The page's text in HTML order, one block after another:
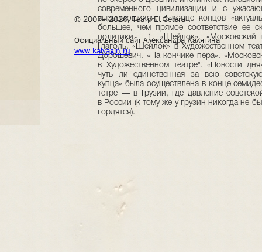
© 2007– 2026, Театр Et Cetera
Официальный сайт Александра Калягина
www.kalyagin.ru